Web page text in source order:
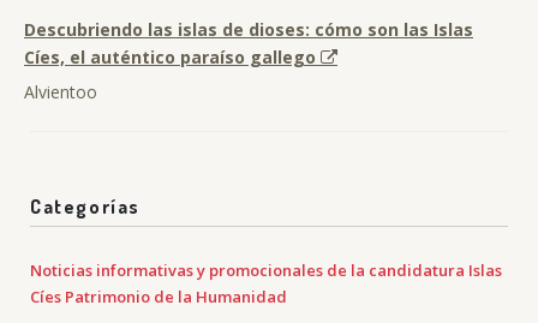
Descubriendo las islas de dioses: cómo son las Islas
Cíes, el auténtico paraíso gallego
Alvientoo
Categorías
Noticias informativas y promocionales de la candidatura Islas
Cíes Patrimonio de la Humanidad